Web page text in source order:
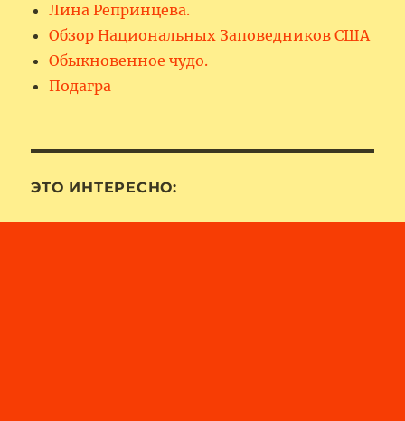
Лина Репринцева.
Обзор Национальных Заповедников США
Обыкновенное чудо.
Подагра
ЭТО ИНТЕРЕСНО: